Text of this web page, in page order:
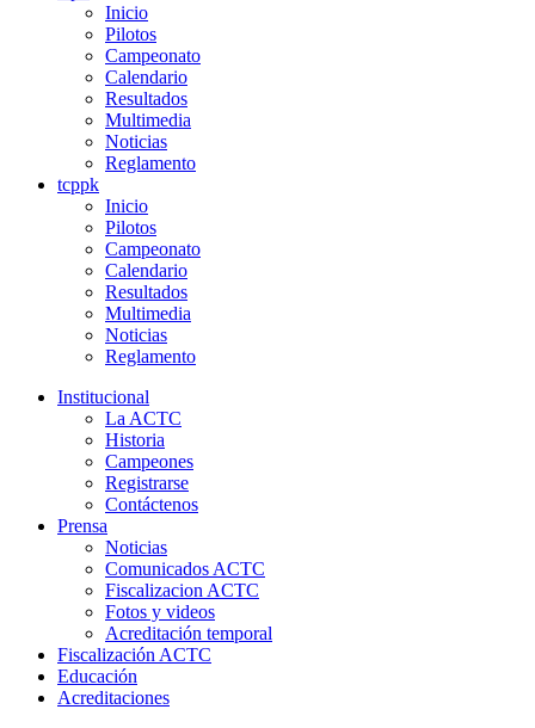
Inicio
Pilotos
Campeonato
Calendario
Resultados
Multimedia
Noticias
Reglamento
tcppk
Inicio
Pilotos
Campeonato
Calendario
Resultados
Multimedia
Noticias
Reglamento
Institucional
La ACTC
Historia
Campeones
Registrarse
Contáctenos
Prensa
Noticias
Comunicados ACTC
Fiscalizacion ACTC
Fotos y videos
Acreditación temporal
Fiscalización ACTC
Educación
Acreditaciones